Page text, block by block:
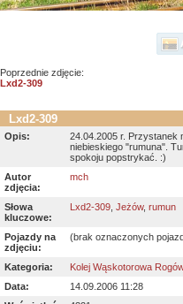
Poprzednie zdjęcie:
Lxd2-309
Lxd2-309
Opis:
24.04.2005 r. Przystanek
niebieskiego "rumuna".
spokoju popstrykać. :)
Autor
zdjęcia:
mch
Słowa
kluczowe:
Lxd2-309 Jeżów, rumun
Pojazdy na
zdjęciu:
(brak oznaczonych
Kategoria:
Kolej Wąskotorowa
Data:
14.09.2006 11:28